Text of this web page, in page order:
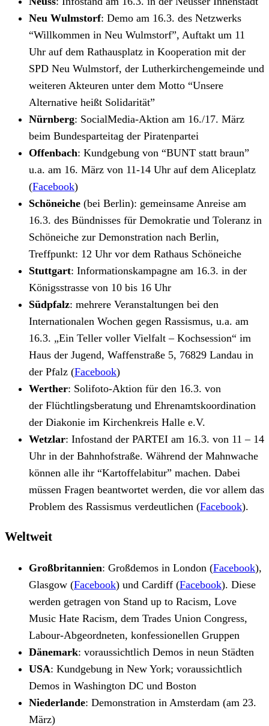
Neu Wulmstorf: Demo am 16.3. des Netzwerks
“Willkommen in Neu Wulmstorf”, Auftakt um 11
Uhr auf dem Rathausplatz in Kooperation mit der
SPD Neu Wulmstorf, der Lutherkirchengemeinde und
weiteren Akteuren unter dem Motto “Unsere
Alternative heißt Solidarität”
Nürnberg: SocialMedia-Aktion am 16./17. März
beim Bundesparteitag der Piratenpartei
Offenbach: Kundgebung von “BUNT statt braun”
u.a. am 16. März von 11-14 Uhr auf dem Aliceplatz
(Facebook)
Schöneiche (bei Berlin): gemeinsame Anreise am
16.3. des Bündnisses für Demokratie und Toleranz in
Schöneiche zur Demonstration nach Berlin,
Treffpunkt: 12 Uhr vor dem Rathaus Schöneiche
Stuttgart: Informationskampagne am 16.3. in der
Königsstrasse von 10 bis 16 Uhr
Südpfalz: mehrere Veranstaltungen bei den
Internationalen Wochen gegen Rassismus, u.a. am
16.3. „Ein Teller voller Vielfalt – Kochsession“ im
Haus der Jugend, Waffenstraße 5, 76829 Landau in
der Pfalz (Facebook)
Werther: Solifoto-Aktion für den 16.3. von
der Flüchtlingsberatung und Ehrenamtskoordination
der Diakonie im Kirchenkreis Halle e.V.
Wetzlar: Infostand der PARTEI am 16.3. von 11 – 14
Uhr in der Bahnhofstraße. Während der Mahnwache
können alle ihr “Kartoffelabitur” machen. Dabei
müssen Fragen beantwortet werden, die vor allem das
Problem des Rassismus verdeutlichen (Facebook).
Weltweit
Großbritannien: Großdemos in London (Facebook),
Glasgow (Facebook) und Cardiff (Facebook). Diese
werden getragen von Stand up to Racism, Love
Music Hate Racism, dem Trades Union Congress,
Labour-Abgeordneten, konfessionellen Gruppen
Dänemark: voraussichtlich Demos in neun Städten
USA: Kundgebung in New York; voraussichtlich
Demos in Washington DC und Boston
Niederlande: Demonstration in Amsterdam (am 23.
März)